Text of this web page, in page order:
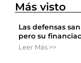
Más visto
Las defensas
pero su
Leer Más >>